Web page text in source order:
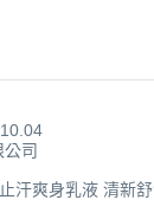
司
汗爽身乳液 清新